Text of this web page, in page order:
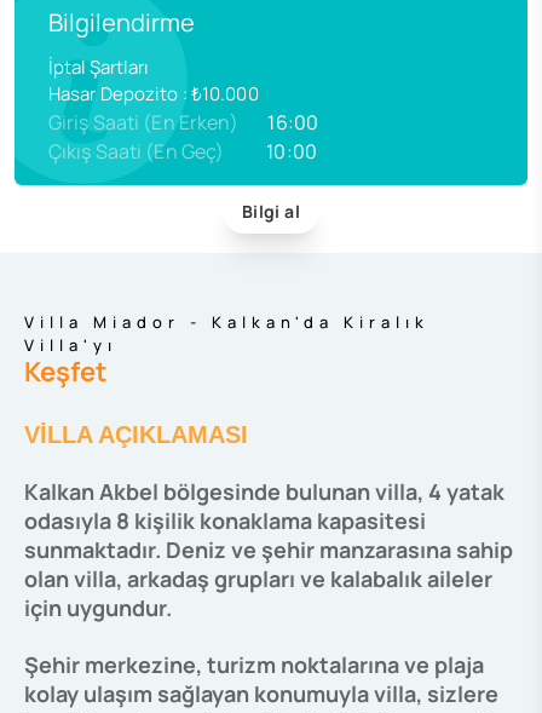
Bilgilendirme
İptal Şartları
Hasar Depozito :₺10.000
Giriş Saati (En Erken)
16:00
Çıkış Saati (En Geç)
10:00
Bilgi al
Villa Miador - Kalkan'da Kiralık
Villa'yı
Keşfet
VİLLA AÇIKLAMASI
Kalkan Akbel bölgesinde bulunan villa, 4 yatak
odasıyla 8 kişilik konaklama kapasitesi
sunmaktadır. Deniz ve şehir manzarasına sahip
olan villa, arkadaş grupları ve kalabalık aileler
için uygundur.
Şehir merkezine, turizm noktalarına ve plaja
kolay ulaşım sağlayan konumuyla villa, sizlere